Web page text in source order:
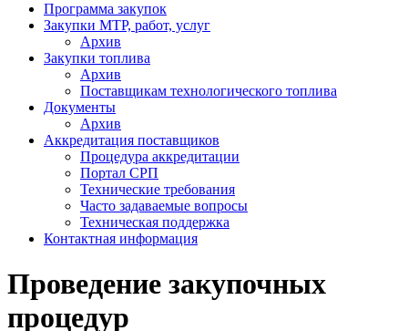
Программа закупок
Закупки МТР, работ, услуг
Архив
Закупки топлива
Архив
Поставщикам технологического топлива
Документы
Архив
Аккредитация поставщиков
Процедура аккредитации
Портал СРП
Технические требования
Часто задаваемые вопросы
Техническая поддержка
Контактная информация
Проведение закупочных
процедур